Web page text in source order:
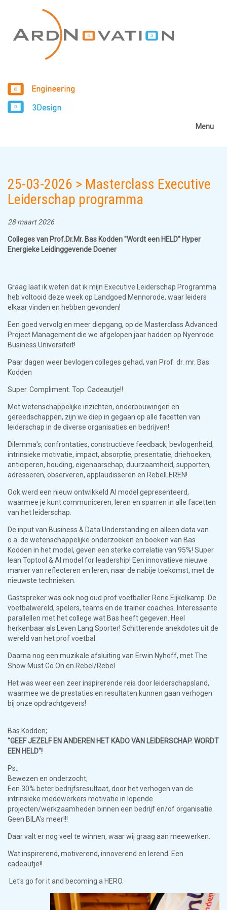
Menu
25-03-2026 > Masterclass Executive
Leiderschap programma
28 maart 2026
Colleges van Prof.Dr.Mr. Bas Kodden "Wordt een HELD" Hyper
Energieke Leidinggevende Doener
Graag laat ik weten dat ik mijn Executive Leiderschap Programma
heb voltooid deze week op Landgoed Mennorode, waar leiders
elkaar vinden en hebben gevonden!
Een goed vervolg en meer diepgang, op de Masterclass Advanced
Project Management die we afgelopen jaar hadden op Nyenrode
Business Universiteit!
Paar dagen weer bevlogen colleges gehad, van Prof. dr. mr. Bas
Kodden
Super. Compliment. Top. Cadeautje!!
Met wetenschappelijke inzichten, onderbouwingen en
gereedschappen, zijn we diep in gegaan op alle facetten van
leiderschap in de diverse organisaties en bedrijven!
Dilemma's, confrontaties, constructieve feedback, bevlogenheid,
intrinsieke motivatie, impact, absorptie, presentatie, driehoeken,
anticiperen, houding, eigenaarschap, duurzaamheid, supporten,
adresseren, observeren, applaudisseren en RebelLEREN!
Ook werd een nieuw ontwikkeld AI model gepresenteerd,
waarmee je kunt communiceren, leren en sparren in alle facetten
van het leiderschap.
De input van Business & Data Understanding en alleen data van
o.a. de wetenschappelijke onderzoeken en boeken van Bas
Kodden in het model, geven een sterke correlatie van 95%! Super
lean Toptool & AI model for leadership! Een innovatieve nieuwe
manier van reflecteren en leren, naar de nabije toekomst, met de
nieuwste technieken.
Gastspreker was ook nog oud prof voetballer Rene Eijkelkamp. De
voetbalwereld, spelers, teams en de trainer coaches. Interessante
parallellen met het college wat Bas heeft gegeven. Heel
herkenbaar als Leven Lang Sporter! Schitterende anekdotes uit de
wereld van het prof voetbal.
Daarna nog een muzikale afsluiting van Erwin Nyhoff, met The
Show Must Go On en Rebel/Rebel.
Het was weer een zeer inspirerende reis door leiderschapsland,
waarmee we de prestaties en resultaten kunnen gaan verhogen
bij onze opdrachtgevers!
Bas Kodden;
"GEEF JEZELF EN ANDEREN HET KADO VAN LEIDERSCHAP. WORDT
EEN HELD"!
Ps.;
Bewezen en onderzocht;
Een 30% beter bedrijfsresultaat, door het verhogen van de
intrinsieke medewerkers motivatie in lopende
projecten/werkzaamheden binnen een bedrijf en/of organisatie.
Geen BILA's meer!!!
Daar valt er nog veel te winnen, waar wij graag aan meewerken.
Wat inspirerend, motiverend, innoverend en lerend. Een
cadeautje!!
Let's go for it and becoming a HERO.